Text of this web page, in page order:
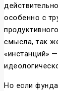
особенно с
смысла, так
«инстанций»
Но если